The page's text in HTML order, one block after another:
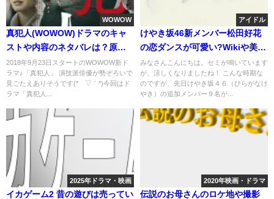
WOWOW
真犯人(WOWOW)ドラマのキャ
ストや内容のネタバレは？原作
や脚本は誰？
2018年9月23日スタートのWOWOW新ド
ラマ♪「真犯人」 演技派俳優が勢ぞろいで
見ごたえありそうです(*´▽｀*)今回はド
ラマ「真犯人...
アイドル
けやき坂46新メンバー松田好花
の恋ダンスが可愛い?Wikiや美人
姉妹プロフ
みなさんこんにちは。セミが鳴いています
が、涼しくなりましたね！ こんな時期な
のですが、先日けやき坂４６（ひらがなけ
やき）の追加メンバー９名が...
2025年ドラマ・映画
イカゲーム2 昔の遊びは売ってい
2020年映画・ドラマ
伝説のお母さんのロケ地や撮影